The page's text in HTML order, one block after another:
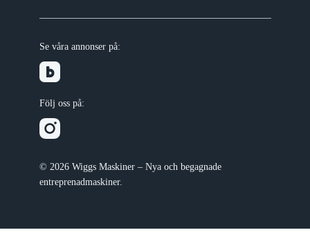
© 2026 Wiggs Maskiner – Nya och begagnade
entreprenadmaskiner.
Se våra annonser på:
Följ oss på: